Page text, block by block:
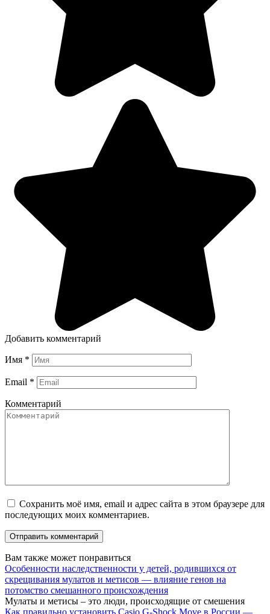
Добавить комментарий
Имя *
Email *
Комментарий
Сохранить моё имя, email и адрес сайта в этом браузере для
последующих моих комментариев.
Вам также может понравиться
Особенности наследственности у детей, родившихся от
скрещивания мулатов и метисов — влияние генов на
потомство смешанного происхождения
Мулаты и метисы – это люди, происходящие от смешения